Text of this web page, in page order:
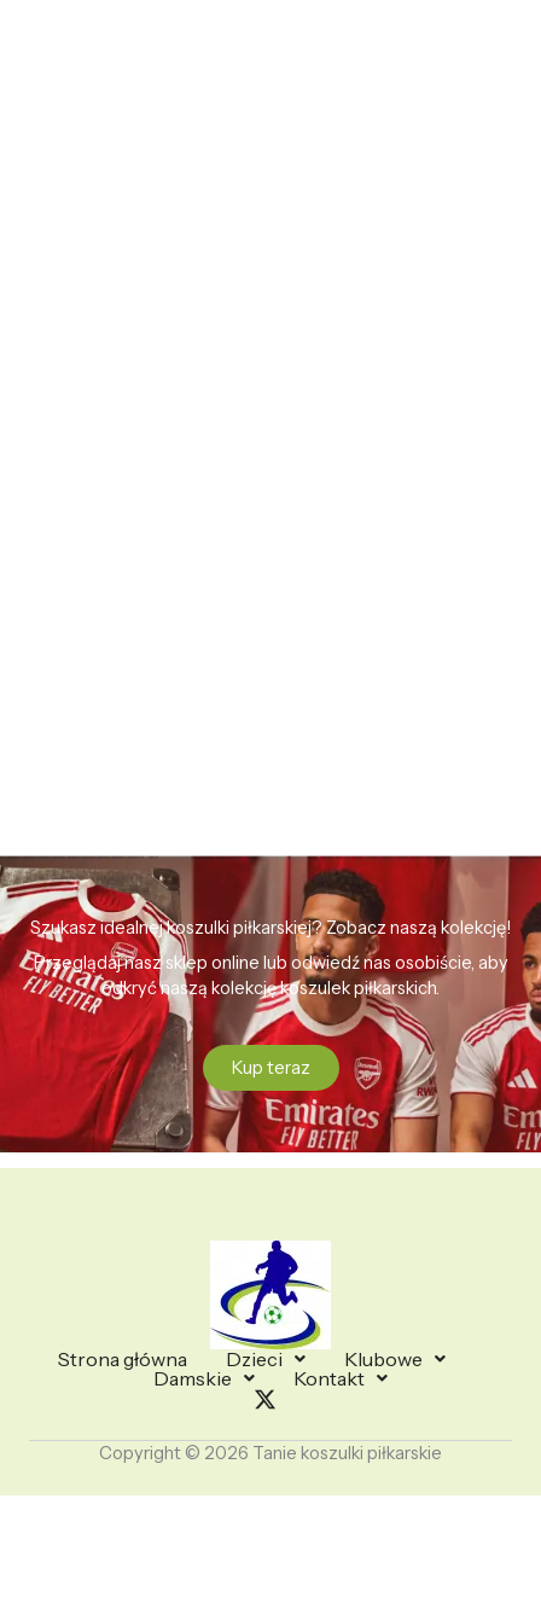
Szukasz idealnej koszulki piłkarskiej? Zobacz naszą kolekcję!
Przeglądaj nasz sklep online lub odwiedź nas osobiście, aby
odkryć naszą kolekcję koszulek piłkarskich.
Kup teraz
Strona główna Dzieci
Klubowe
Damskie
Kontakt
Copyright © 2026 Tanie koszulki piłkarskie